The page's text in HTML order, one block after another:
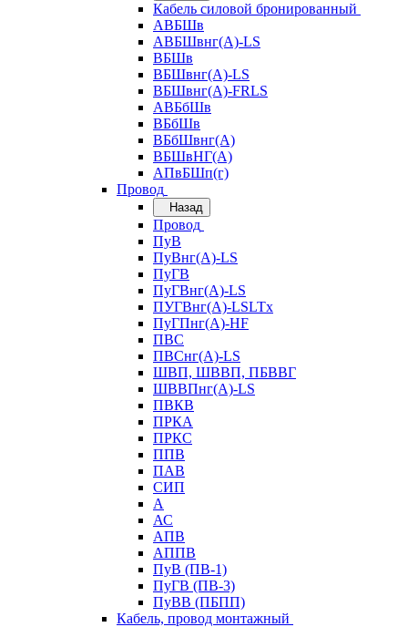
Кабель силовой бронированный
АВБШв
АВБШвнг(А)-LS
ВБШв
ВБШвнг(А)-LS
ВБШвнг(А)-FRLS
АВБбШв
ВБбШв
ВБбШвнг(А)
ВБШвНГ(А)
АПвБШп(г)
Провод
Назад
Провод
ПуВ
ПуВнг(А)-LS
ПуГВ
ПуГВнг(А)-LS
ПУГВнг(А)-LSLTx
ПуГПнг(А)-HF
ПВС
ПВСнг(А)-LS
ШВП, ШВВП, ПБВВГ
ШВВПнг(А)-LS
ПВКВ
ПРКА
ПРКС
ППВ
ПАВ
СИП
А
АС
АПВ
АППВ
ПуВ (ПВ-1)
ПуГВ (ПВ-3)
ПуВВ (ПБПП)
Кабель, провод монтажный